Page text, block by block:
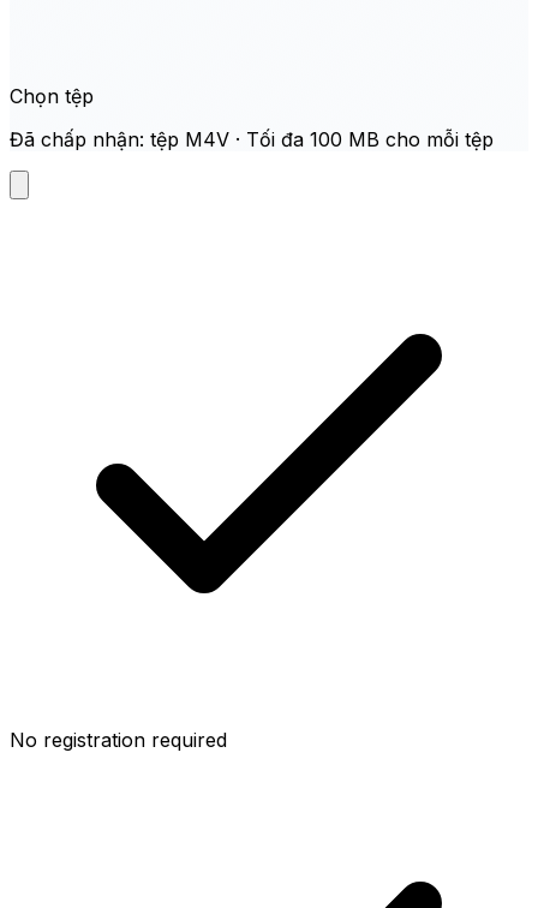
Chọn tệp
Đã chấp nhận: tệp M4V · Tối đa 100 MB cho mỗi tệp
No registration required